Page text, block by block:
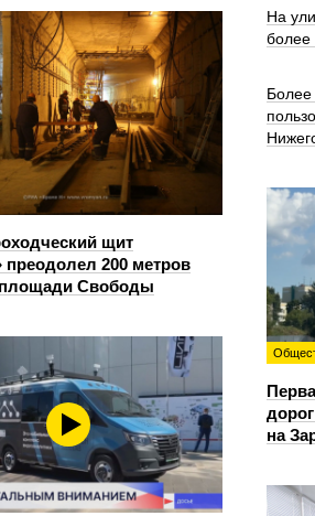
щит
преодолел 200 метров
площади Свободы
На
более
Более
на